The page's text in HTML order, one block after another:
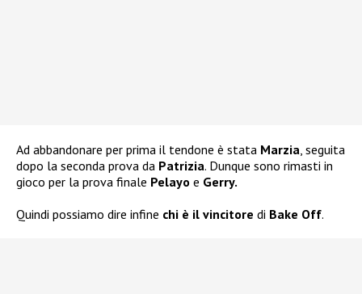
Ad abbandonare per prima il tendone è stata Marzia, seguita
dopo la seconda prova da Patrizia. Dunque sono rimasti in
gioco per la prova finale Pelayo e Gerry.
Quindi possiamo dire infine chi è il vincitore di Bake Off.